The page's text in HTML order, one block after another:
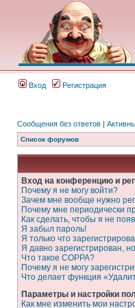
Вход Регистрация
Сообщения без ответов |
Список форумов
Вход на конференцию и
Почему я не могу войти?
Зачем мне вообще нужно
Почему мне периодически
Как сделать, чтобы я не
Я забыл пароль!
Я только что
Я давно зарегистрирован,
Что такое COPPA?
Почему я не могу
Что делает функция
Параметры и настройки
Как мне изменить мои